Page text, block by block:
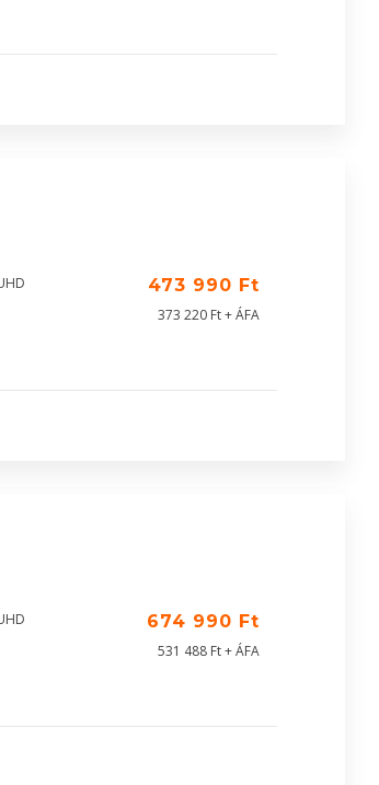
473 990 Ft
373 220 Ft + ÁFA
674 990 Ft
531 488 Ft + ÁFA